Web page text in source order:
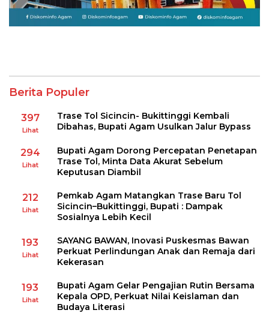
Berita Populer
397
Lihat
Trase Tol Sicincin- Bukittinggi Kembali
Dibahas, Bupati Agam Usulkan Jalur Bypass
294
Lihat
Bupati Agam Dorong Percepatan Penetapan
Trase Tol, Minta Data Akurat Sebelum
Keputusan Diambil
212
Lihat
Pemkab Agam Matangkan Trase Baru Tol
Sicincin–Bukittinggi, Bupati : Dampak
Sosialnya Lebih Kecil
193
Lihat
SAYANG BAWAN, Inovasi Puskesmas Bawan
Perkuat Perlindungan Anak dan Remaja dari
Kekerasan
193
Lihat
Bupati Agam Gelar Pengajian Rutin Bersama
Kepala OPD, Perkuat Nilai Keislaman dan
Budaya Literasi